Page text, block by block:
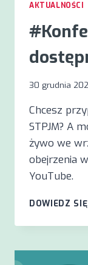
AKTUALNOŚCI
30 grudnia
Chcesz
STPJM? A
żywo we
obejrzenia
YouTube.
DOWIEDZ